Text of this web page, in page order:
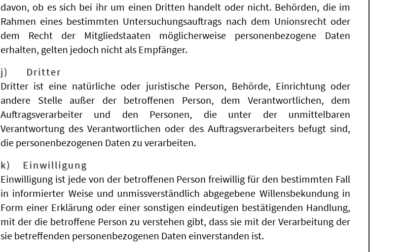
davon, ob es sich bei ihr um einen Dritten handelt oder nicht. Behörden, die im
Rahmen eines bestimmten Untersuchungsauftrags nach dem Unionsrecht oder
dem Recht der Mitgliedstaaten möglicherweise personenbezogene Daten
erhalten, gelten jedoch nicht als Empfänger.
j) Dritter
Dritter ist eine natürliche oder juristische Person, Behörde, Einrichtung oder
andere Stelle außer der betroffenen Person, dem Verantwortlichen, dem
Auftragsverarbeiter und den Personen, die unter der unmittelbaren
Verantwortung des Verantwortlichen oder des Auftragsverarbeiters befugt sind,
die personenbezogenen Daten zu verarbeiten.
k) Einwilligung
Einwilligung ist jede von der betroffenen Person freiwillig für den bestimmten Fall
in informierter Weise und unmissverständlich abgegebene Willensbekundung in
Form einer Erklärung oder einer sonstigen eindeutigen bestätigenden Handlung,
mit der die betroffene Person zu verstehen gibt, dass sie mit der Verarbeitung der
sie betreffenden personenbezogenen Daten einverstanden ist.